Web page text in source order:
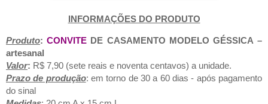
INFORMAÇÕES DO PRODUTO
Produto:CONVITE DE CASAMENTO MODELO GÉSSICA –
artesanal
Valor: R$ 7,90 (sete reais e noventa centavos) a unidade.
Prazo de produção: em torno de 30 a 60 dias - após pagamento
do sinal